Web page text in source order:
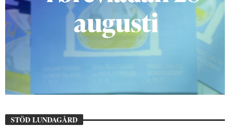
STÖD LUNDAGÅRD